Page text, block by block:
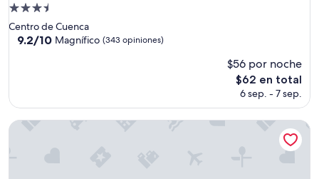
Propiedad
de
3.5
Centro de Cuenca
9.2
9.2/10 Magnífico (343 opiniones)
$56 por noche
El
precio
$62 en total
6 sep. - 7 sep.
Morenica del Rosario